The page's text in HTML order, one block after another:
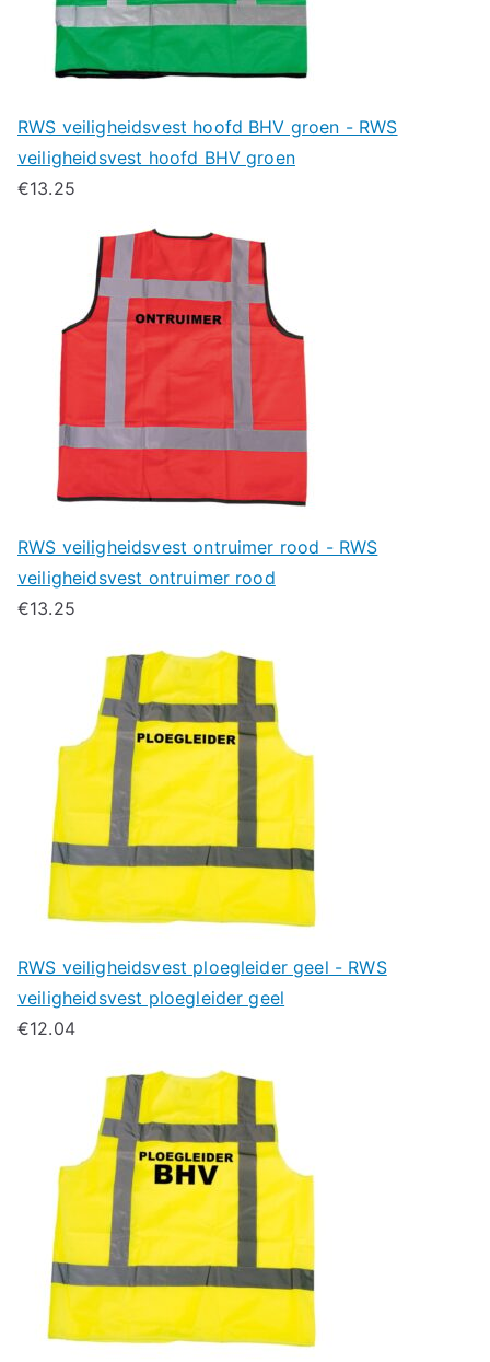
RWS veiligheidsvest hoofd BHV groen - RWS
veiligheidsvest hoofd BHV groen
€13.25
RWS veiligheidsvest ontruimer rood - RWS
veiligheidsvest ontruimer rood
€13.25
RWS veiligheidsvest ploegleider geel - RWS
veiligheidsvest ploegleider geel
€12.04